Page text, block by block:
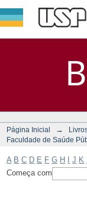
Página Inicial →
Faculdade de Saúde
A B C D E F G H J K
Começa com